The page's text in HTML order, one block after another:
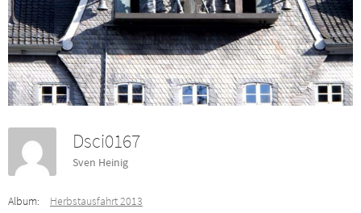
Dsci0167
Sven Heinig
Album: Herbstausfahrt 2013